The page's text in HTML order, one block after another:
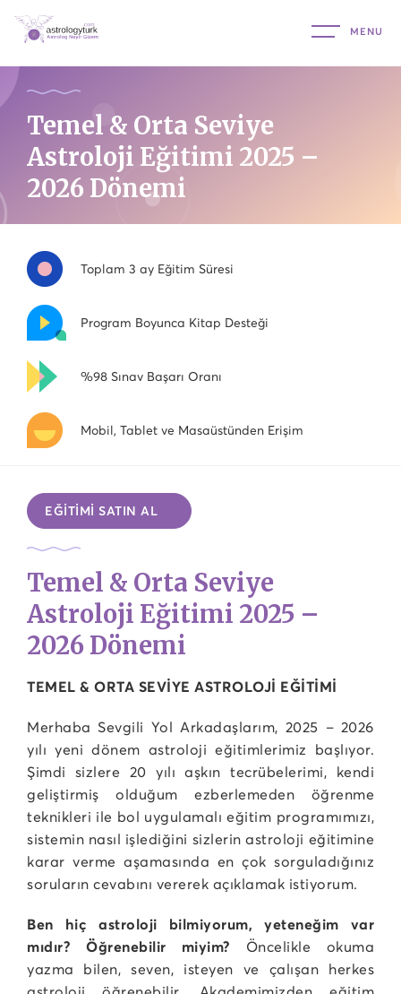
Temel & Orta Seviye
Astroloji Eğitimi 2025 –
2026 Dönemi
Toplam 3 ay Eğitim Süresi
Program Boyunca Kitap Desteği
%98 Sınav Başarı Oranı
Mobil, Tablet ve Masaüstünden Erişim
EĞİTİMİ SATIN AL
Temel & Orta Seviye
Astroloji Eğitimi 2025 –
2026 Dönemi
TEMEL & ORTA SEVİYE ASTROLOJİ EĞİTİMİ
Merhaba Sevgili Yol Arkadaşlarım, 2025 – 2026
yılı yeni dönem astroloji eğitimlerimiz başlıyor.
Şimdi sizlere 20 yılı aşkın tecrübelerimi, kendi
geliştirmiş olduğum ezberlemeden öğrenme
teknikleri ile bol uygulamalı eğitim programımızı,
sistemin nasıl işlediğini sizlerin astroloji eğitimine
karar verme aşamasında en çok sorguladığınız
soruların cevabını vererek açıklamak istiyorum.
Ben hiç astroloji bilmiyorum, yeteneğim var
mıdır? Öğrenebilir miyim? Öncelikle okuma
yazma bilen, seven, isteyen ve çalışan herkes